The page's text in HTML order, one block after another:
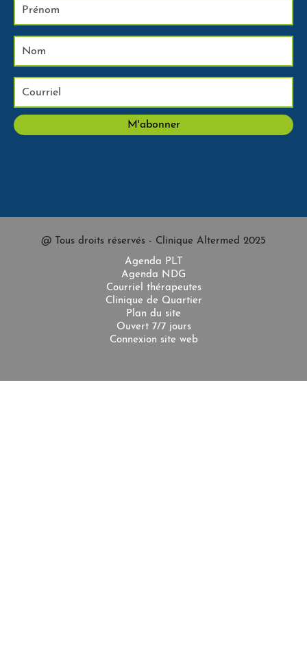
@ Tous droits réservés - Clinique Altermed 2025
Agenda PLT
Agenda NDG
Courriel thérapeutes
Clinique de Quartier
Plan du site
Ouvert 7/7 jours
Connexion site web